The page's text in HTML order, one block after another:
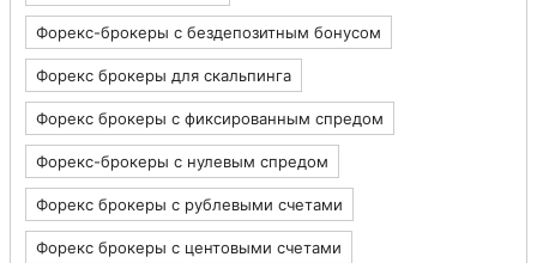
Форекс-брокеры с бездепозитным бонусом
Форекс брокеры для скальпинга
Форекс брокеры с фиксированным спредом
Форекс-брокеры с нулевым спредом
Форекс брокеры с рублевыми счетами
Форекс брокеры с центовыми счетами